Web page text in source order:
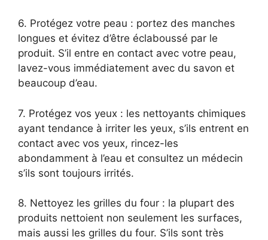
6. Protégez votre peau : portez des manches
longues et évitez d’être éclaboussé par le
produit. S’il entre en contact avec votre peau,
lavez-vous immédiatement avec du savon et
beaucoup d’eau.
7. Protégez vos yeux : les nettoyants chimiques
ayant tendance à irriter les yeux, s’ils entrent en
contact avec vos yeux, rincez-les
abondamment à l’eau et consultez un médecin
s’ils sont toujours irrités.
8. Nettoyez les grilles du four : la plupart des
produits nettoient non seulement les surfaces,
mais aussi les grilles du four. S’ils sont très